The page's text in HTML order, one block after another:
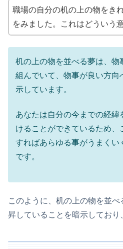
職場の自分の机の上の物をき
をみました。これはどういう
机の上の物を並べる夢は、物
組んでいて、物事が良い方向
示しています。
あなたは自分の今までの経緯
けることができているため、
すればあらゆる事がうまくい
です。
このように、机の上の物を並
昇していることを暗示しており